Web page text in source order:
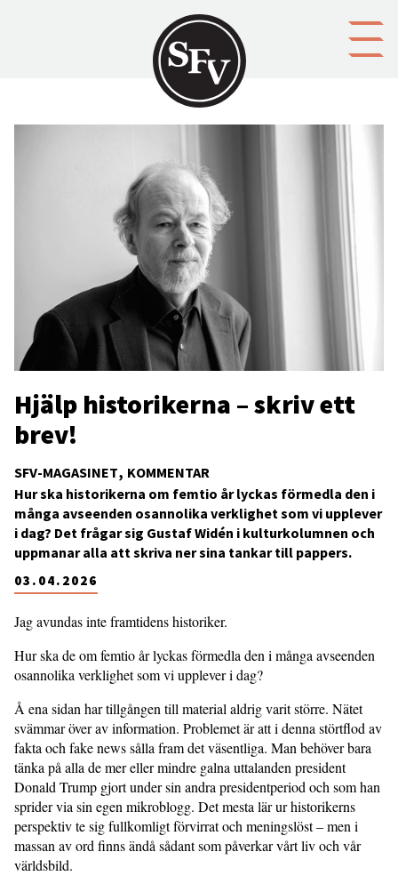
SFV-MAGASINET KOMMENTAR
Hjälp historikerna – skriv ett
brev!
03.04.2026
Hur ska historikerna om femtio år lyckas förmedla den i
många avseenden osannolika verklighet som vi upplever
i dag? Det frågar sig Gustaf Widén i kulturkolumnen och
uppmanar alla att skriva ner sina tankar till pappers.
Jag avundas inte framtidens historiker.
Hur ska de om femtio år lyckas förmedla den i många avseenden
osannolika verklighet som vi upplever i dag?
Å ena sidan har tillgången till material aldrig varit större. Nätet
svämmar över av information. Problemet är att i denna störtflod av
fakta och fake news sålla fram det väsentliga. Man behöver bara
tänka på alla de mer eller mindre galna uttalanden president
Donald Trump gjort under sin andra presidentperiod och som han
sprider via sin egen mikroblogg. Det mesta lär ur historikerns
perspektiv te sig fullkomligt förvirrat och meningslöst – men i
massan av ord finns ändå sådant som påverkar vårt liv och vår
världsbild.